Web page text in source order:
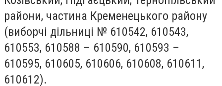
райони, частина Кременецького району
(виборчі дільниці № 610542, 610543,
610553, 610588 – 610590, 610593 –
610595, 610605, 610606, 610608, 610611,
610612).